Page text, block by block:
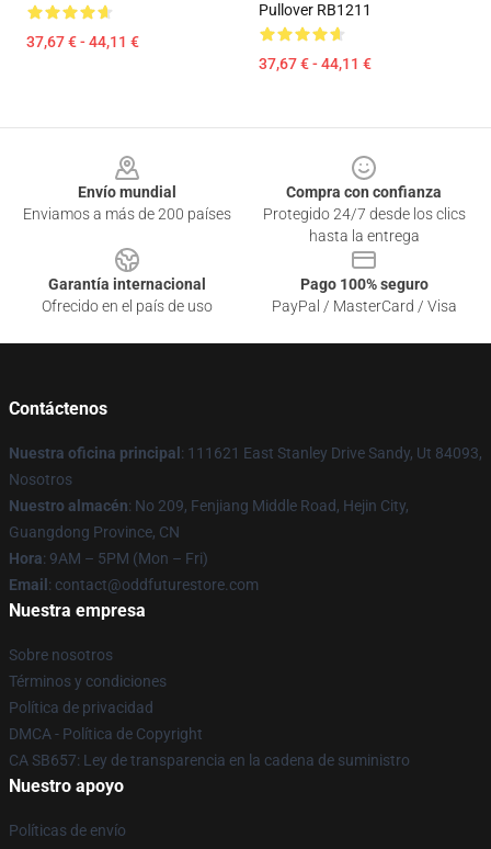
37,67 € - 44,11 €
Pullover RB1211
37,67 € - 44,11 €
Envío mundial
Enviamos a más de 200 países
Compra con confianza
Protegido 24/7 desde los clics
hasta la entrega
Garantía internacional
Ofrecido en el país de uso
Pago 100% seguro
PayPal / MasterCard / Visa
Contáctenos
Nuestra oficina principal : 111621 East Stanley Drive Sandy, Ut 84093,
Nosotros
Nuestro almacén: No 209, Fenjiang Middle Road, Hejin City,
Guangdong Province, CN
Hora: 9AM – 5PM (Mon – Fri)
Email : contact@oddfuturestore.com
Nuestra empresa
Sobre nosotros
Términos y condiciones
Política de privacidad
DMCA - Política de Copyright
CA SB657: Ley de transparencia en la cadena de suministro
Nuestro apoyo
Políticas de envío